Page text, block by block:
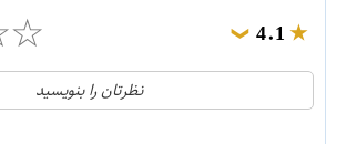
4.1
❯
☆
21
نظرتان را بنویسید